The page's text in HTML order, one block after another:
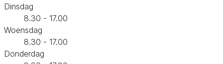
Dinsdag
8.30 - 17.00
Woensdag
8.30 - 17.00
Donderdag